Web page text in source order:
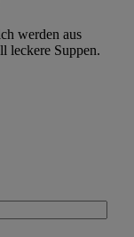
werden aus
leckere Suppen.